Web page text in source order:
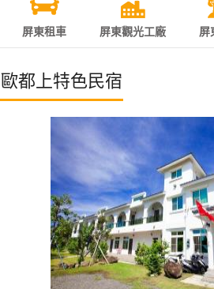
直接跟飯店訂房HOT
特
屏東租車 屏東觀光工廠 屏
歐都上特色民宿